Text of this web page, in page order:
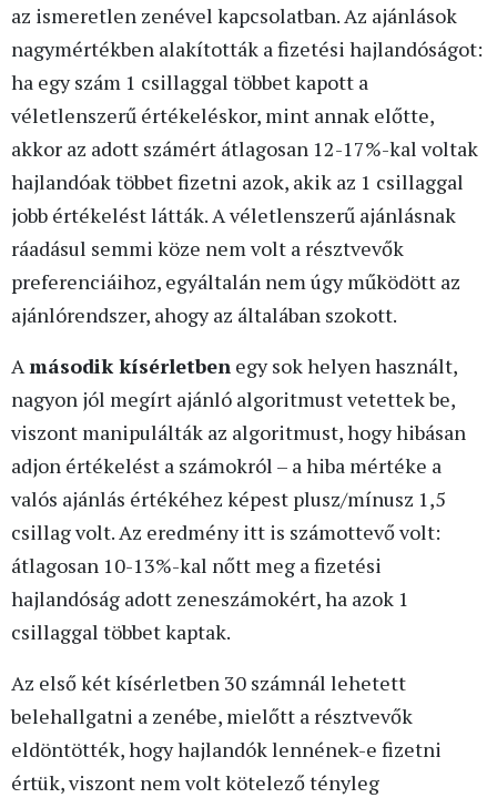
az ismeretlen zenével kapcsolatban. Az ajánlások
nagymértékben alakították a fizetési hajlandóságot:
ha egy szám 1 csillaggal többet kapott a
véletlenszerű értékeléskor, mint annak előtte,
akkor az adott számért átlagosan 12-17%-kal voltak
hajlandóak többet fizetni azok, akik az 1 csillaggal
jobb értékelést látták. A véletlenszerű ajánlásnak
ráadásul semmi köze nem volt a résztvevők
preferenciáihoz, egyáltalán nem úgy működött az
ajánlórendszer, ahogy az általában szokott.
Amásodik kísérletben egy sok helyen használt,
nagyon jól megírt ajánló algoritmust vetettek be,
viszont manipulálták az algoritmust, hogy hibásan
adjon értékelést a számokról – a hiba mértéke a
valós ajánlás értékéhez képest plusz/mínusz 1,5
csillag volt. Az eredmény itt is számottevő volt:
átlagosan 10-13%-kal nőtt meg a fizetési
hajlandóság adott zeneszámokért, ha azok 1
csillaggal többet kaptak.
Az első két kísérletben 30 számnál lehetett
belehallgatni a zenébe, mielőtt a résztvevők
eldöntötték, hogy hajlandók lennének-e fizetni
értük, viszont nem volt kötelező tényleg